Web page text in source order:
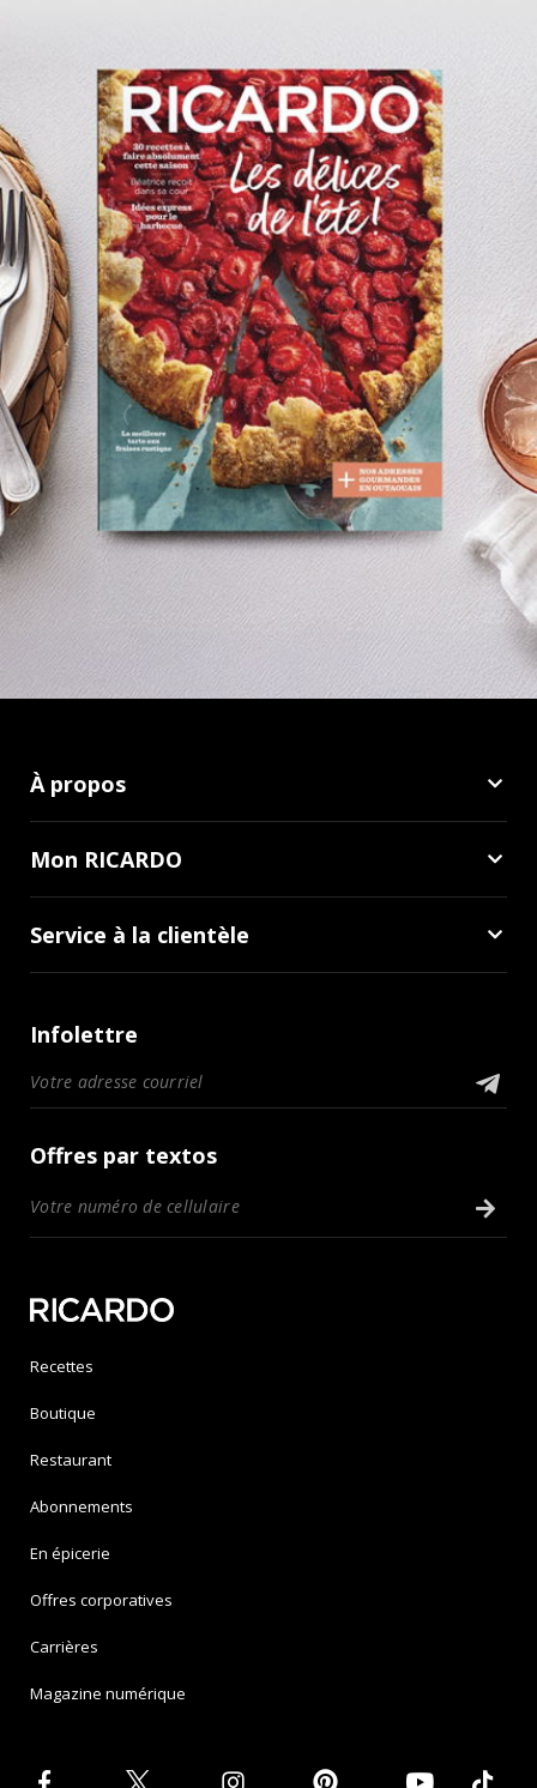
À propos
Mon RICARDO
Service à la clientèle
Infolettre
Offres par textos
Recettes
Boutique
Restaurant
Abonnements
En épicerie
Offres corporatives
Carrières
Magazine numérique